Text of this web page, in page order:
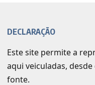
DECLARAÇÃO
Este site permite a
aqui veiculadas,
fonte.